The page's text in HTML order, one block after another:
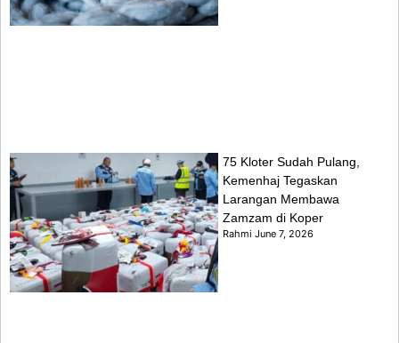
75 Kloter Sudah Pulang,
Kemenhaj Tegaskan
Larangan Membawa
Zamzam di Koper
RahmiJune 7, 2026